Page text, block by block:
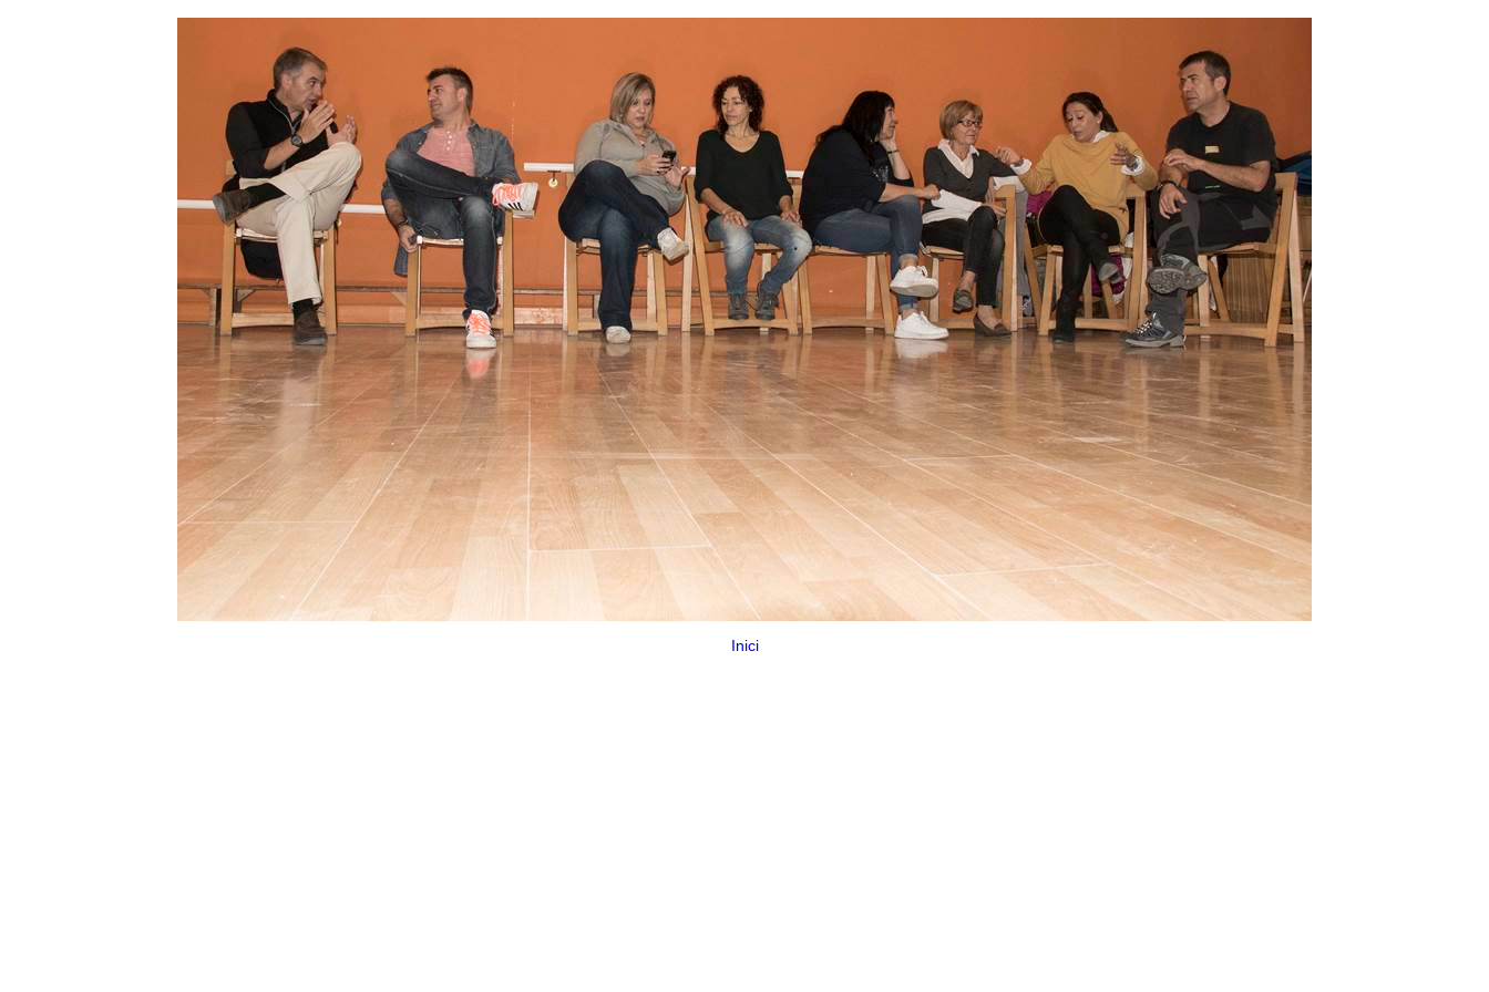
Inici